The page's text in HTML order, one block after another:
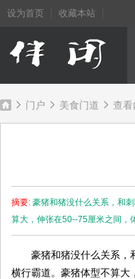
设为首页 收藏本站
门户 美食门道 查看
摘要: 豪猪和猪没什么关系，和
算大，伸张在50--75厘米之间，
豪猪和猪没什么关系，和
横行霸道。豪猪体型不算大